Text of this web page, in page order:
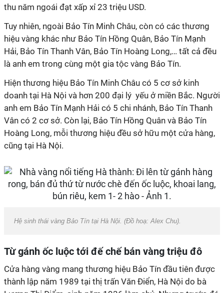
thu năm ngoái đạt xấp xỉ 23 triệu USD.
Tuy nhiên, ngoài Bảo Tín Minh Châu, còn có các thương
hiệu vàng khác như Bảo Tín Hồng Quân, Bảo Tín Mạnh
Hải, Bảo Tín Thanh Vân, Bảo Tín Hoàng Long,… tất cả đều
là anh em trong cùng một gia tộc vàng Bảo Tín.
Hiện thương hiệu Bảo Tín Minh Châu có 5 cơ sở kinh
doanh tại Hà Nội và hơn 200 đại lý yếu ở miền Bắc. Người
anh em Bảo Tín Mạnh Hải có 5 chi nhánh, Bảo Tín Thanh
Vân có 2 cơ sở. Còn lại, Bảo Tín Hồng Quân và Bảo Tín
Hoàng Long, mỗi thương hiệu đều sở hữu một cửa hàng,
cũng tại Hà Nội.
Hệ sinh thái vàng Bảo Tín tại Hà Nội. (Đồ hoạ: Alex Chu).
Từ gánh ốc luộc tới đế chế bán vàng triệu đô
Cửa hàng vàng mang thương hiệu Bảo Tín đầu tiên được
thành lập năm 1989 tại thị trấn Văn Điển, Hà Nội do bà